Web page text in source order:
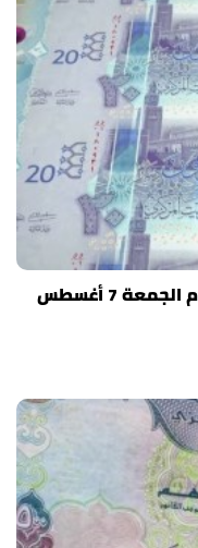
سعر الدينار الكويتي في مصر اليوم الجمعة 7 أغسطس